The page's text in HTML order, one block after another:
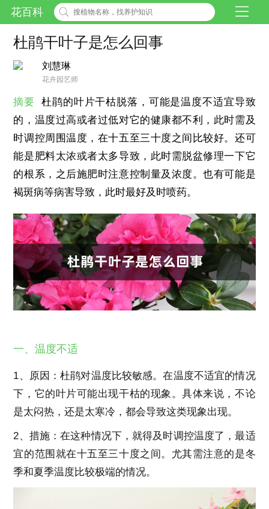
花百科
杜鹃干叶子是怎么回事
刘慧琳
花卉园艺师
摘要
杜鹃的叶片干枯脱落，可能是温度不适宜导致
的，温度过高或者过低对它的健康都不利，此时需及
时调控周围温度，在十五至三十度之间比较好。还可
能是肥料太浓或者太多导致，此时需脱盆修理一下它
的根系，之后施肥时注意控制量及浓度。也有可能是
褐斑病等病害导致，此时最好及时喷药。
一、温度不适
1、原因：杜鹃对温度比较敏感。在温度不适宜的情况
下，它的叶片可能出现干枯的现象。具体来说，不论
是太闷热，还是太寒冷，都会导致这类现象出现。
2、措施：在这种情况下，就得及时调控温度了，最适
宜的范围就在十五至三十度之间。尤其需注意的是冬
季和夏季温度比较极端的情况。